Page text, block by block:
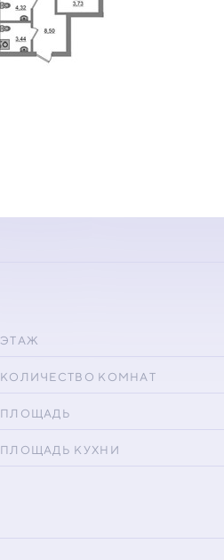
ЭТАЖ
КОЛИЧЕСТВО КОМНАТ
ПЛОЩАДЬ
ПЛОЩАДЬ КУХНИ